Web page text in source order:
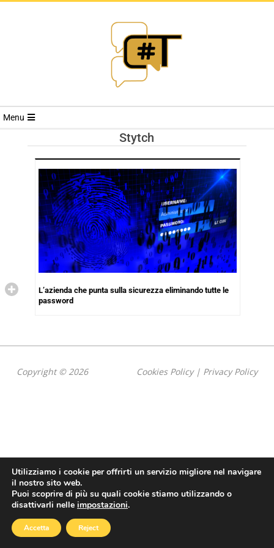
RIVISTA
TRENDS
Menu
Stytch
L’azienda che punta sulla sicurezza eliminando tutte le
password
Copyright © 2026 Cookies Policy| Privacy Policy
Utilizziamo i cookie per offrirti un servizio migliore nel navigare
il nostro sito web.
Puoi scoprire di più su quali cookie stiamo utilizzando o
disattivarli nelle impostazioni.
Accetta Reject